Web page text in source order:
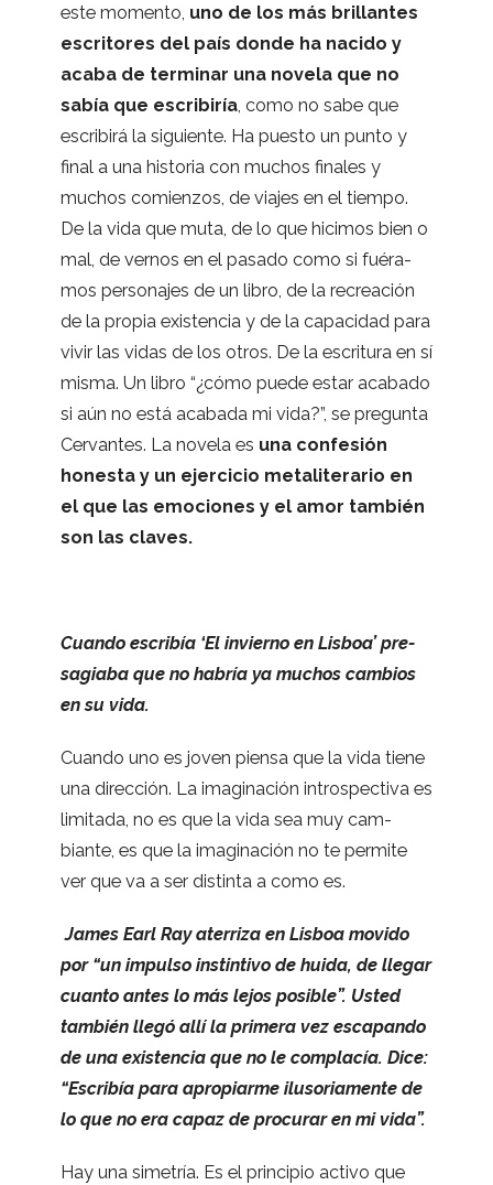
este momento, uno de los más bri­llan­tes
escri­to­res del país donde ha nacido y
acaba de ter­mi­nar una novela que no
sabía que escri­bi­ría, como no sabe que
escri­birá la siguiente. Ha puesto un punto y
final a una his­to­ria con muchos fina­les y
muchos comien­zos, de via­jes en el tiempo.
De la vida que muta, de lo que hici­mos bien o
mal, de ver­nos en el pasado como si fué­ra­
mos per­so­na­jes de un libro, de la recrea­ción
de la pro­pia exis­ten­cia y de la capa­ci­dad para
vivir las vidas de los otros. De la escri­tura en sí
misma. Un libro “¿cómo puede estar aca­bado
si aún no está aca­bada mi vida?”, se pre­gunta
Cer­van­tes. La novela es una con­fe­sión
honesta y un ejer­ci­cio meta­li­te­ra­rio en
el que las emo­cio­nes y el amor tam­bién
son las claves.
Cuando escri­bía ‘El invierno en Lis­boa’ pre­
sa­giaba que no habría ya muchos cam­bios
en su vida.
Cuando uno es joven piensa que la vida tiene
una direc­ción. La ima­gi­na­ción intros­pec­tiva es
limi­tada, no es que la vida sea muy cam­
biante, es que la ima­gi­na­ción no te per­mite
ver que va a ser dis­tinta a como es.
James Earl Ray ate­rriza en Lis­boa movido
por “un impulso ins­tin­tivo de huida, de lle­gar
cuanto antes lo más lejos posi­ble”. Usted
tam­bién llegó allí la pri­mera vez esca­pando
de una exis­ten­cia que no le com­pla­cía. Dice:
“Escri­bía para apro­piarme ilu­so­ria­mente de
lo que no era capaz de pro­cu­rar en mi vida”.
Hay una sime­tría. Es el prin­ci­pio activo que